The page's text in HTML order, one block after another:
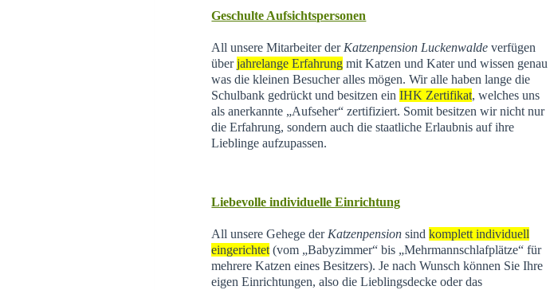
Geschulte Aufsichtspersonen
All unsere Mitarbeiter der Katzenpension Luckenwalde verfügen
überjahrelange Erfahrung mit Katzen und Kater und wissen genau
was die kleinen Besucher alles mögen. Wir alle haben lange die
Schulbank gedrückt und besitzen einIHK Zertifikat, welches uns
als anerkannte „Aufseher“ zertifiziert. Somit besitzen wir nicht nur
die Erfahrung, sondern auch die staatliche Erlaubnis auf ihre
Lieblinge aufzupassen.
Liebevolle individuelle Einrichtung
All unsere Gehege der Katzenpension sindkomplett individuell
eingerichtet (vom „Babyzimmer“ bis „Mehrmannschlafplätze“ für
mehrere Katzen eines Besitzers). Je nach Wunsch können Sie Ihre
eigen Einrichtungen, also die Lieblingsdecke oder das